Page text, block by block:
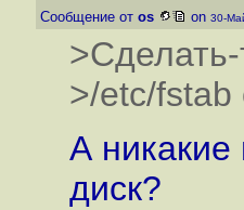
Сообщение от os on 30-
>/etc/fstab
А никакие
диск?